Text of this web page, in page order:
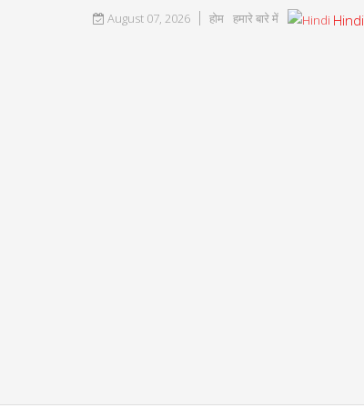
August 07, 2026 होम हमारे बारे में Hindi